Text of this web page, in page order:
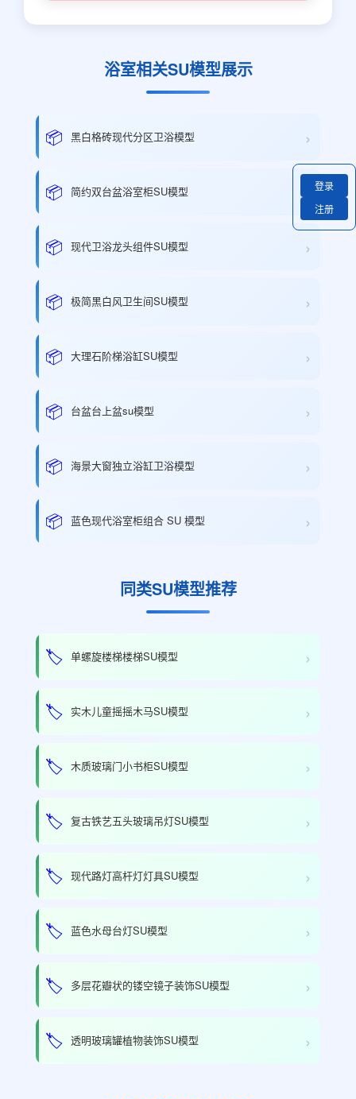
浴室相关SU模型展示
📦 黑白格砖现代分区卫浴模型 ›
📦 简约双台盆浴室柜SU模型
📦 现代卫浴龙头组件SU模型 ›
📦 极简黑白风卫生间SU模型 ›
📦 大理石阶梯浴缸SU模型 ›
📦 台盆台上盆su模型 ›
📦 海景大窗独立浴缸卫浴模型 ›
📦 蓝色现代浴室柜组合 SU 模型 ›
同类SU模型推荐
🏷️ 单螺旋楼梯楼梯SU模型 ›
🏷️ 实木儿童摇摇木马SU模型 ›
🏷️ 木质玻璃门小书柜SU模型 ›
🏷️ 复古铁艺五头玻璃吊灯SU模型 ›
🏷️ 现代路灯高杆灯灯具SU模型 ›
🏷️ 蓝色水母台灯SU模型 ›
🏷️ 多层花瓣状的镂空镜子装饰SU模型 ›
🏷️ 透明玻璃罐植物装饰SU模型 ›
登录
注册